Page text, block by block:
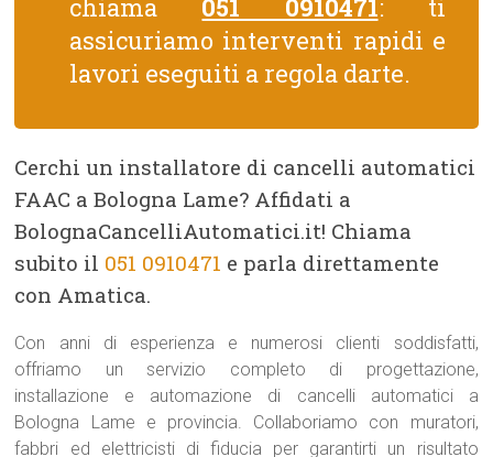
chiama 051 0910471: ti
assicuriamo interventi rapidi e
lavori eseguiti a regola darte.
Cerchi un installatore di cancelli automatici
FAAC a Bologna Lame? Affidati a
BolognaCancelliAutomatici.it! Chiama
subito il 051 0910471 e parla direttamente
con Amatica.
Con anni di esperienza e numerosi clienti soddisfatti,
offriamo un servizio completo di progettazione,
installazione e automazione di cancelli automatici a
Bologna Lame e provincia. Collaboriamo con muratori,
fabbri ed elettricisti di fiducia per garantirti un risultato